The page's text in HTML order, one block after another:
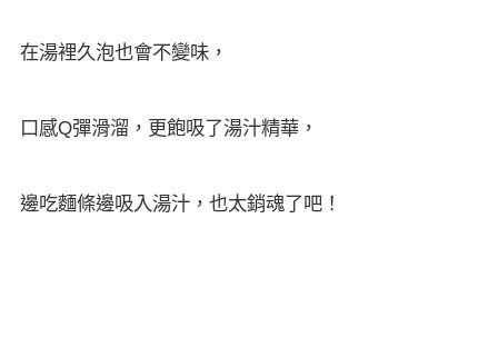
在湯裡久泡也會不變味，
口感Q彈滑溜，更飽吸了湯汁精華，
邊吃麵條邊吸入湯汁，也太銷魂了吧！